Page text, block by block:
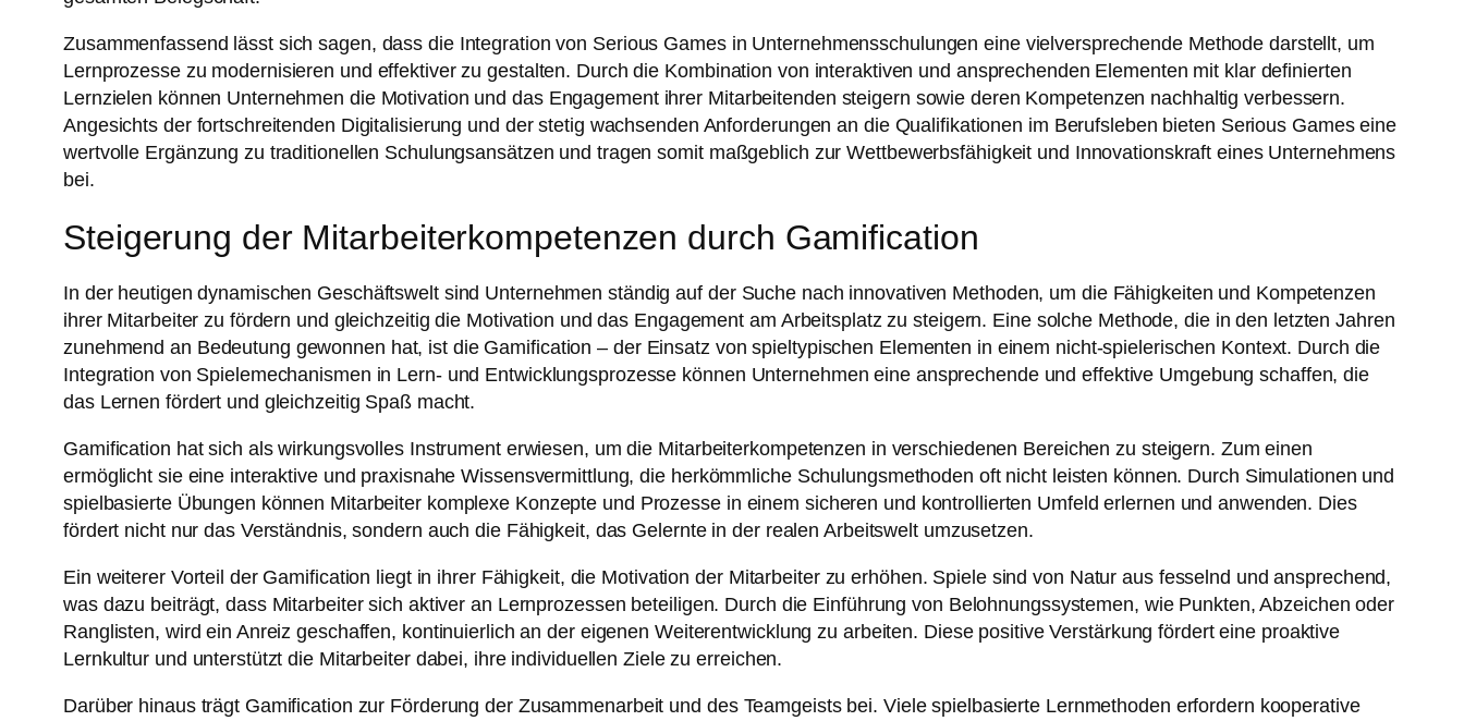
Zusammenfassend lässt sich sagen, dass die Integration von Serious Games in Unternehmensschulungen eine vielversprechende Methode darstellt, um
Lernprozesse zu modernisieren und effektiver zu gestalten. Durch die Kombination von interaktiven und ansprechenden Elementen mit klar definierten
Lernzielen können Unternehmen die Motivation und das Engagement ihrer Mitarbeitenden steigern sowie deren Kompetenzen nachhaltig verbessern.
Angesichts der fortschreitenden Digitalisierung und der stetig wachsenden Anforderungen an die Qualifikationen im Berufsleben bieten Serious Games eine
wertvolle Ergänzung zu traditionellen Schulungsansätzen und tragen somit maßgeblich zur Wettbewerbsfähigkeit und Innovationskraft eines Unternehmens
bei.
Steigerung der Mitarbeiterkompetenzen durch Gamification
In der heutigen dynamischen Geschäftswelt sind Unternehmen ständig auf der Suche nach innovativen Methoden, um die Fähigkeiten und Kompetenzen
ihrer Mitarbeiter zu fördern und gleichzeitig die Motivation und das Engagement am Arbeitsplatz zu steigern. Eine solche Methode, die in den letzten Jahren
zunehmend an Bedeutung gewonnen hat, ist die Gamification – der Einsatz von spieltypischen Elementen in einem nicht-spielerischen Kontext. Durch die
Integration von Spielemechanismen in Lern- und Entwicklungsprozesse können Unternehmen eine ansprechende und effektive Umgebung schaffen, die
das Lernen fördert und gleichzeitig Spaß macht.
Gamification hat sich als wirkungsvolles Instrument erwiesen, um die Mitarbeiterkompetenzen in verschiedenen Bereichen zu steigern. Zum einen
ermöglicht sie eine interaktive und praxisnahe Wissensvermittlung, die herkömmliche Schulungsmethoden oft nicht leisten können. Durch Simulationen und
spielbasierte Übungen können Mitarbeiter komplexe Konzepte und Prozesse in einem sicheren und kontrollierten Umfeld erlernen und anwenden. Dies
fördert nicht nur das Verständnis, sondern auch die Fähigkeit, das Gelernte in der realen Arbeitswelt umzusetzen.
Ein weiterer Vorteil der Gamification liegt in ihrer Fähigkeit, die Motivation der Mitarbeiter zu erhöhen. Spiele sind von Natur aus fesselnd und ansprechend,
was dazu beiträgt, dass Mitarbeiter sich aktiver an Lernprozessen beteiligen. Durch die Einführung von Belohnungssystemen, wie Punkten, Abzeichen oder
Ranglisten, wird ein Anreiz geschaffen, kontinuierlich an der eigenen Weiterentwicklung zu arbeiten. Diese positive Verstärkung fördert eine proaktive
Lernkultur und unterstützt die Mitarbeiter dabei, ihre individuellen Ziele zu erreichen.
Darüber hinaus trägt Gamification zur Förderung der Zusammenarbeit und des Teamgeists bei. Viele spielbasierte Lernmethoden erfordern kooperative